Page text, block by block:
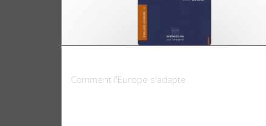
Comment l'Europe s'adapte